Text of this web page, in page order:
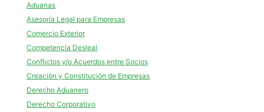
Aduanas
Asesoría Legal para Empresas
Comercio Exterior
Competencia Desleal
Conflictos y/o Acuerdos entre Socios
Creación y Constitución de Empresas
Derecho Aduanero
Derecho Corporativo